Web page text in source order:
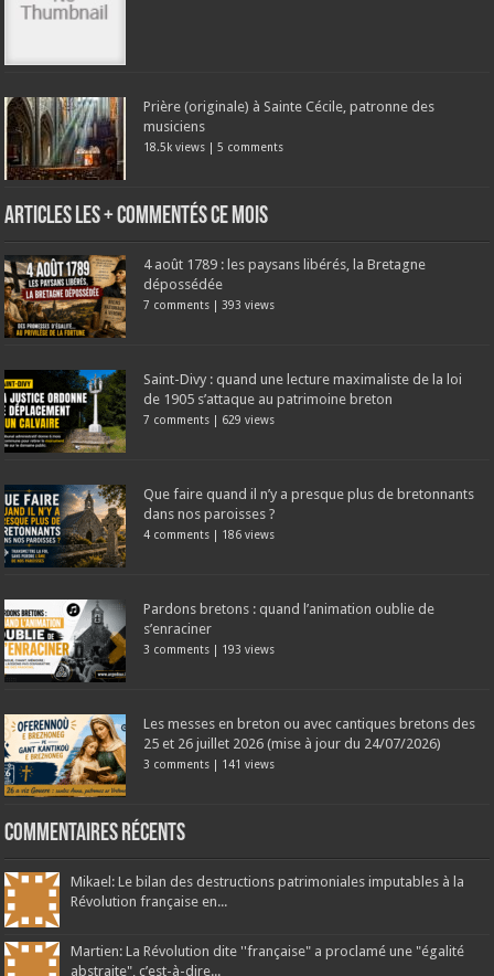
Prière (originale) à Sainte Cécile, patronne des
musiciens
18.5k views |5 comments
Articles les + commentés ce mois
4 août 1789 : les paysans libérés, la Bretagne
dépossédée
7 comments | 393 views
Saint-Divy : quand une lecture maximaliste de la loi
de 1905 s’attaque au patrimoine breton
7 comments | 629 views
Que faire quand il n’y a presque plus de bretonnants
dans nos paroisses ?
4 comments | 186 views
Pardons bretons : quand l’animation oublie de
s’enraciner
3 comments | 193 views
Les messes en breton ou avec cantiques bretons des
25 et 26 juillet 2026 (mise à jour du 24/07/2026)
3 comments | 141 views
Commentaires récents
Mikael: Le bilan des destructions patrimoniales imputables à la
Révolution française en...
Martien: La Révolution dite ''française" a proclamé une "égalité
abstraite", c’est-à-dire...